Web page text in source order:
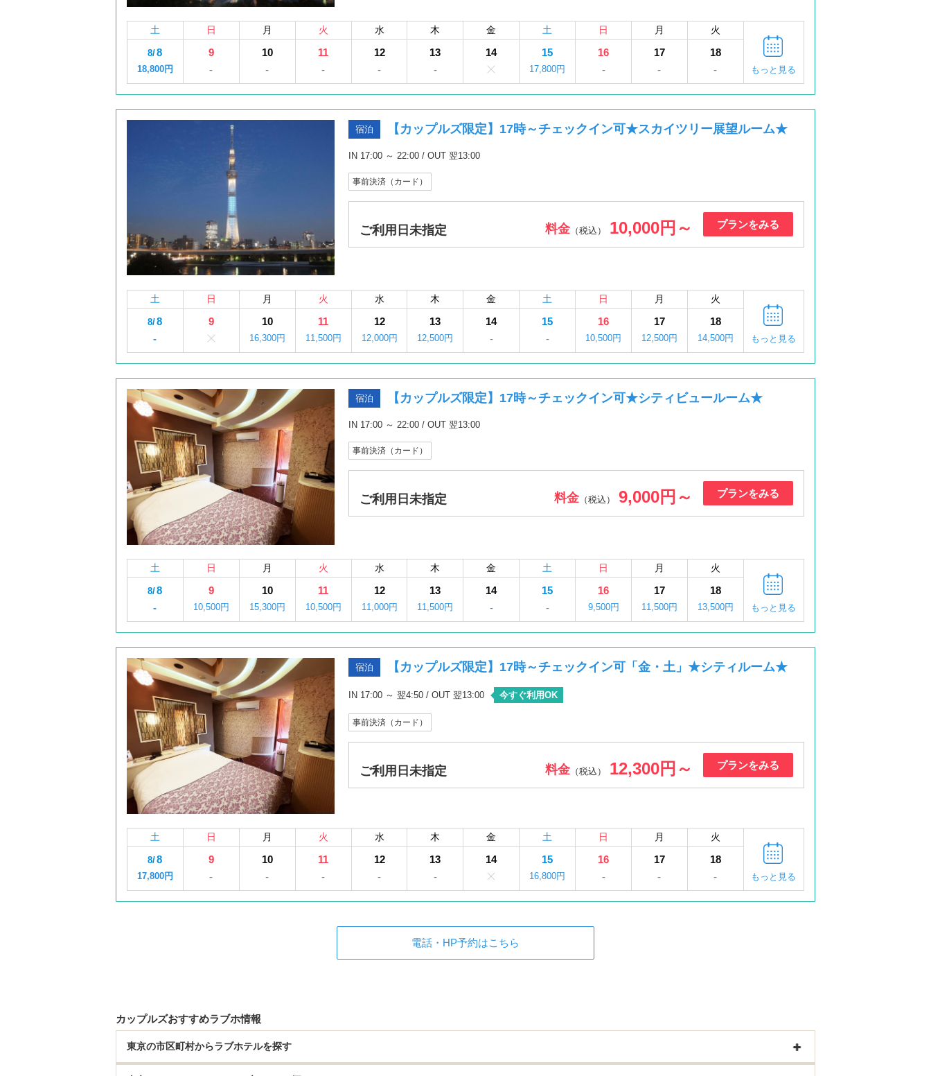
土 日 月 火 水 木 金 土 日 月 火
8/8
18,800円
9
-
10
-
11
-
12
-
13
-
14 15
17,800円
16
-
17
-
18
-
もっと見る
宿泊 【カップルズ限定】17時～チェックイン可★スカイツリー展望ルーム★
IN 17:00 ～ 22:00 / OUT 翌13:00
事前決済（カード）
ご利用日未指定 料金（税込） 10,000円～ プランをみる
土 日 月 火 水 木 金 土 日 月 火
8/8
-
9 10
16,300円
11
11,500円
12
12,000円
13
12,500円
14
-
15
-
16
10,500円
17
12,500円
18
14,500円 もっと見る
宿泊 【カップルズ限定】17時～チェックイン可★シティビュールーム★
IN 17:00 ～ 22:00 / OUT 翌13:00
事前決済（カード）
ご利用日未指定 料金（税込） 9,000円～ プランをみる
土 日 月 火 水 木 金 土 日 月 火
8/8
-
9
10,500円
10
15,300円
11
10,500円
12
11,000円
13
11,500円
14
-
15
-
16
9,500円
17
11,500円
18
13,500円 もっと見る
宿泊 【カップルズ限定】17時～チェックイン可「金・土」★シティルーム★
IN 17:00 ～ 翌4:50 / OUT 翌13:00 今すぐ利用OK
事前決済（カード）
ご利用日未指定 料金（税込） 12,300円～ プランをみる
土 日 月 火 水 木 金 土 日 月 火
8/8
17,800円
9
-
10
-
11
-
12
-
13
-
14 15
16,800円
16
-
17
-
18
-
もっと見る
電話・HP予約はこちら
カップルズおすすめラブホ情報
東京の市区町村からラブホテルを探す